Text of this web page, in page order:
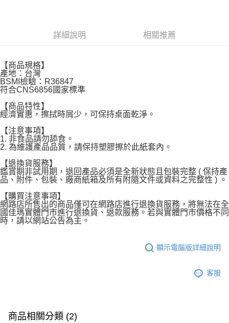
每筆NT$60，滿NT$599(含以上)免運費
每筆NT$60，滿NT$599(含以上)免運費
宅配
每筆NT$120，滿NT$1,999(含以上)免運費
詳細說明 相關推薦
【商品規格】
產地：台灣
BSMI檢驗：R36847
符合CNS6856國家標準
【商品特性】
經濟實惠，擦拭時屑少，可保持桌面乾淨。
【注意事項】
1. 非食品請勿舔食。
2. 為維護產品品質，請保持塑膠擦於此紙套內。
【退換貨服務】
鑑賞期非試用期，退回產品必須是全新狀態且包裝完整 ( 保持產
品、附件、包裝、廠商紙箱及所有附隨文件或資料之完整性 ) 。
【購買注意事項】
網路店所售出的商品僅可在網路店進行退換貨服務，將無法在全
國佳瑪實體門市進行退換貨、退款服務。若與實體門市價格不同
時，請以網站公告為主。
顯示電腦版詳細說明
客服
商品相關分類 (2)